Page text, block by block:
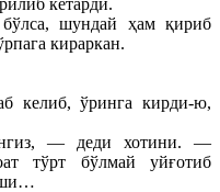
шундай ҳам қириб
кираркан.
келиб, ўринга кирди-ю,
— деди хотини. —
тўрт бўлмай уйғотиб